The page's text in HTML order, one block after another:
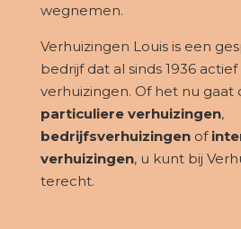
wegnemen.
Verhuizingen Louis is een
bedrijf dat al sinds 1936
verhuizingen. Of het nu gaat
particuliere verhuizingen,
bedrijfsverhuizingen of
verhuizingen, u kunt bij
terecht.